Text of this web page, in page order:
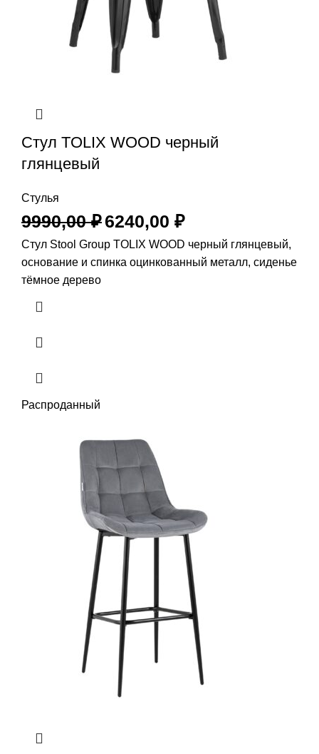
Стул TOLIX WOOD черный
глянцевый
Стулья
9990,00₽6240,00 ₽
Стул Stool Group TOLIX WOOD черный глянцевый,
основание и спинка оцинкованный металл, сиденье
тёмное дерево
Распроданный